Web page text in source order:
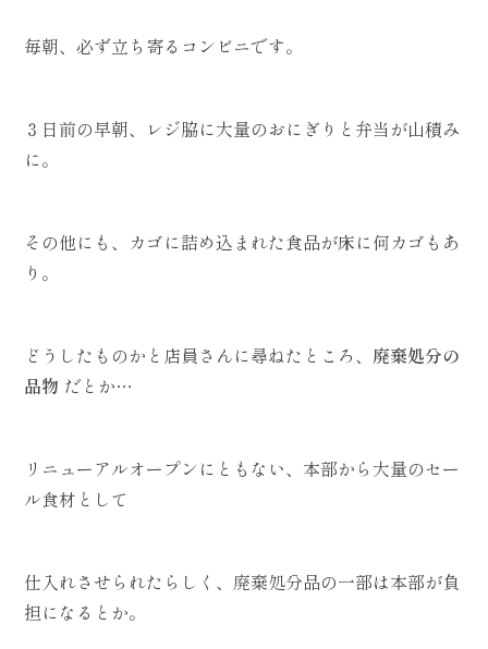
毎朝、必ず立ち寄るコンビニです。
３日前の早朝、レジ脇に大量のおにぎりと弁当が山積み
に。
その他にも、カゴに詰め込まれた食品が床に何カゴもあ
り。
どうしたものかと店員さんに尋ねたところ、 廃棄処分の
品物 だとか…
リニューアルオープンにともない、本部から大量のセー
ル食材として
仕入れさせられたらしく、廃棄処分品の一部は本部が負
担になるとか。